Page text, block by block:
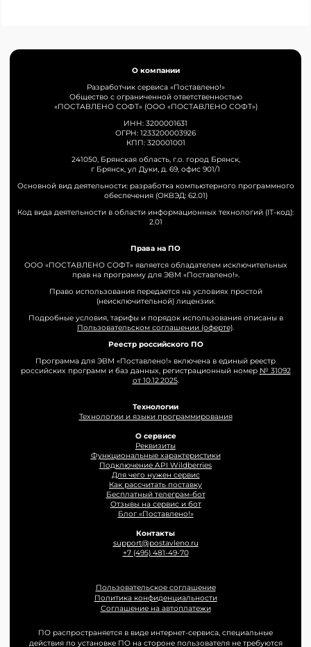
О компании
Разработчик сервиса «Поставлено!»
Общество с ограниченной ответственностью
«ПОСТАВЛЕНО СОФТ» (ООО «ПОСТАВЛЕНО СОФТ»)
ИНН: 3200001631
ОГРН: 1233200003926
КПП: 320001001
241050, Брянская область, г.о. город Брянск,
г Брянск, ул Дуки, д. 69, офис 901/1
Основной вид деятельности: разработка компьютерного программного
обеспечения (ОКВЭД: 62.01)
Код вида деятельности в области информационных технологий (IT-код):
2.01
Права на ПО
ООО «ПОСТАВЛЕНО СОФТ» является обладателем исключительных
прав на программу для ЭВМ «Поставлено!».
Право использования передается на условиях простой
(неисключительной) лицензии.
Подробные условия, тарифы и порядок использования описаны в
Пользовательском соглашении (оферте).
Реестр российского ПО
Программа для ЭВМ «Поставлено!» включена в единый реестр
российских программ и баз данных, регистрационный номер № 31092
от 10.12.2025.
Технологии
Технологии и языки программирования
О сервисе
Реквизиты
Функциональные характеристики
Подключение API Wildberries
Для чего нужен сервис
Как рассчитать поставку
Бесплатный телеграм-бот
Отзывы на сервис и бот
Блог «Поставлено!»
Контакты
support@postavleno.ru
+7 (495) 481-49-70
Пользовательское соглашение
Политика конфиденциальности
Соглашение на автоплатежи
ПО распространяется в виде интернет-сервиса, специальные
действия по установке ПО на стороне пользователя не требуются